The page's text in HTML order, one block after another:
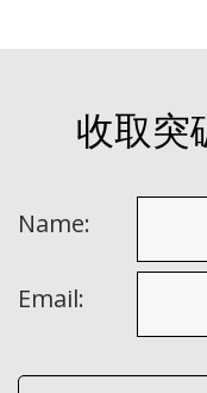
收取突
Name:
Email: